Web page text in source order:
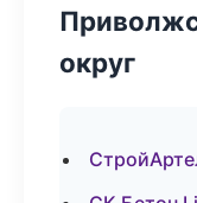
округ